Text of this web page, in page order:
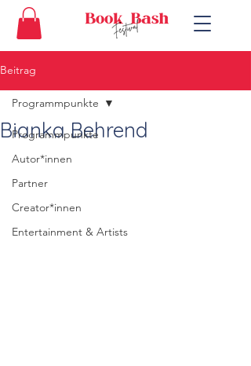
Beitrag
Programmpunkte
Autor*innen
Partner
Creator*innen
Entertainment & Artists
Programmpunkte
Bianka Behrend